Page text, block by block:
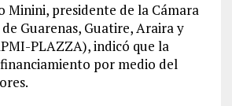
Minini, presidente de la Cámara
Guarenas, Guatire, Araira y
PLAZZA), indicó que la
por medio del